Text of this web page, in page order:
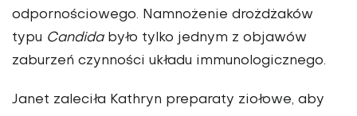
odpornościowego. Namnożenie drożdżaków
typu Candidabyło tylko jednym z objawów
zaburzeń czynności układu immunologicznego.
Janet zaleciła Kathryn preparaty ziołowe, aby